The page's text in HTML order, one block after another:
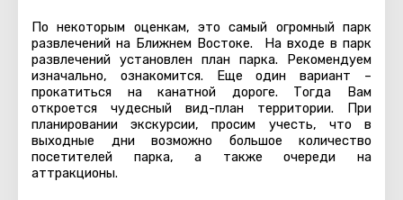
По некоторым оценкам, это самый огромный парк
развлечений на Ближнем Востоке. На входе в парк
развлечений установлен план парка. Рекомендуем
изначально, ознакомится. Еще один вариант –
прокатиться на канатной дороге. Тогда Вам
откроется чудесный вид-план территории. При
планировании экскурсии, просим учесть, что в
выходные дни возможно большое количество
посетителей парка, а также очереди на
аттракционы.